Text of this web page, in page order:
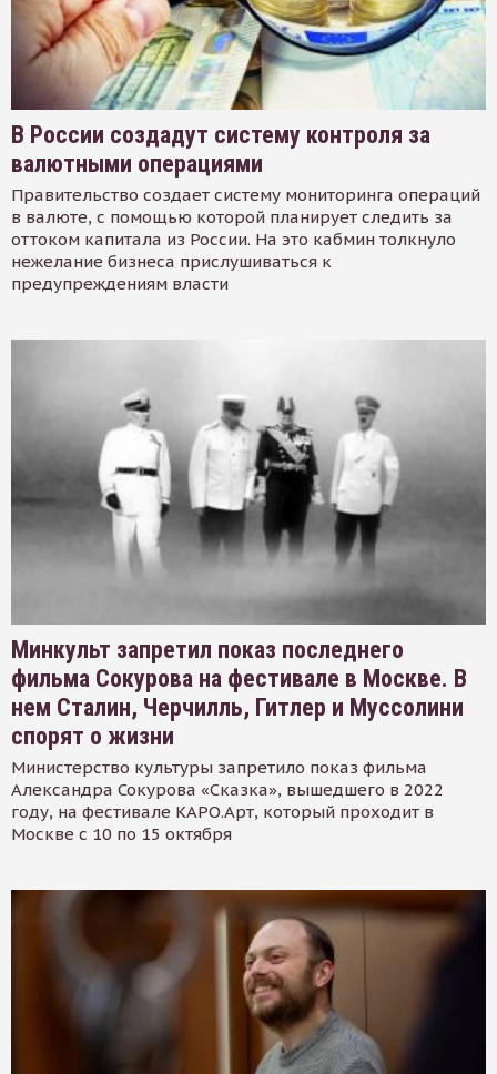
В России создадут систему контроля за
валютными операциями
Правительство создает систему мониторинга операций
в валюте, с помощью которой планирует следить за
оттоком капитала из России. На это кабмин толкнуло
нежелание бизнеса прислушиваться к
предупреждениям власти
Минкульт запретил показ последнего
фильма Сокурова на фестивале в Москве. В
нем Сталин, Черчилль, Гитлер и Муссолини
спорят о жизни
Министерство культуры запретило показ фильма
Александра Сокурова «Сказка», вышедшего в 2022
году, на фестивале КАРО.Арт, который проходит в
Москве с 10 по 15 октября